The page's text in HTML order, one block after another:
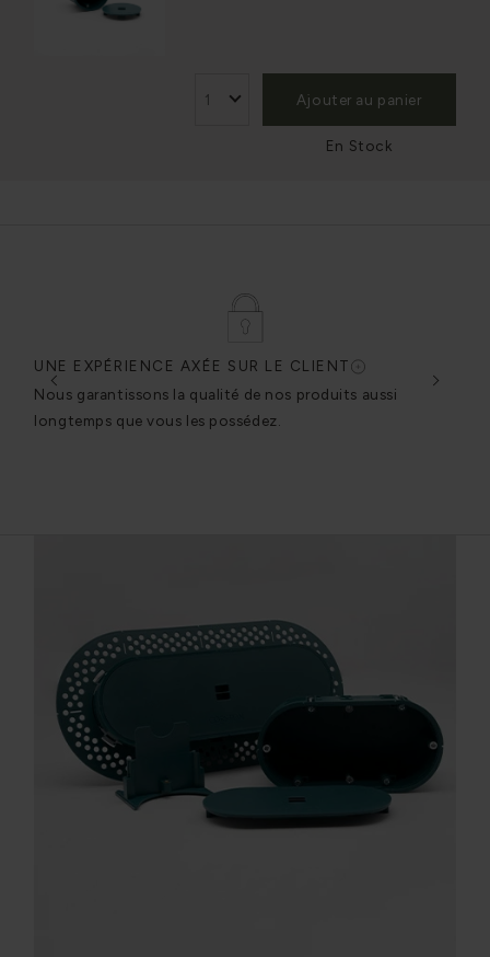
Ajouter au panier
En Stock
UNE EXPÉRIENCE AXÉE SUR LE CLIENT
Nous garantissons la qualité de nos produits aussi
longtemps que vous les possédez.